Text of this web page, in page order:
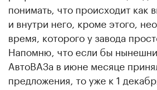
понимать, что происходит как
и внутри него, кроме этого,
время, которого у завода
Напомню, что если бы
АвтоВАЗа в июне месяце
предложения, то уже к 1